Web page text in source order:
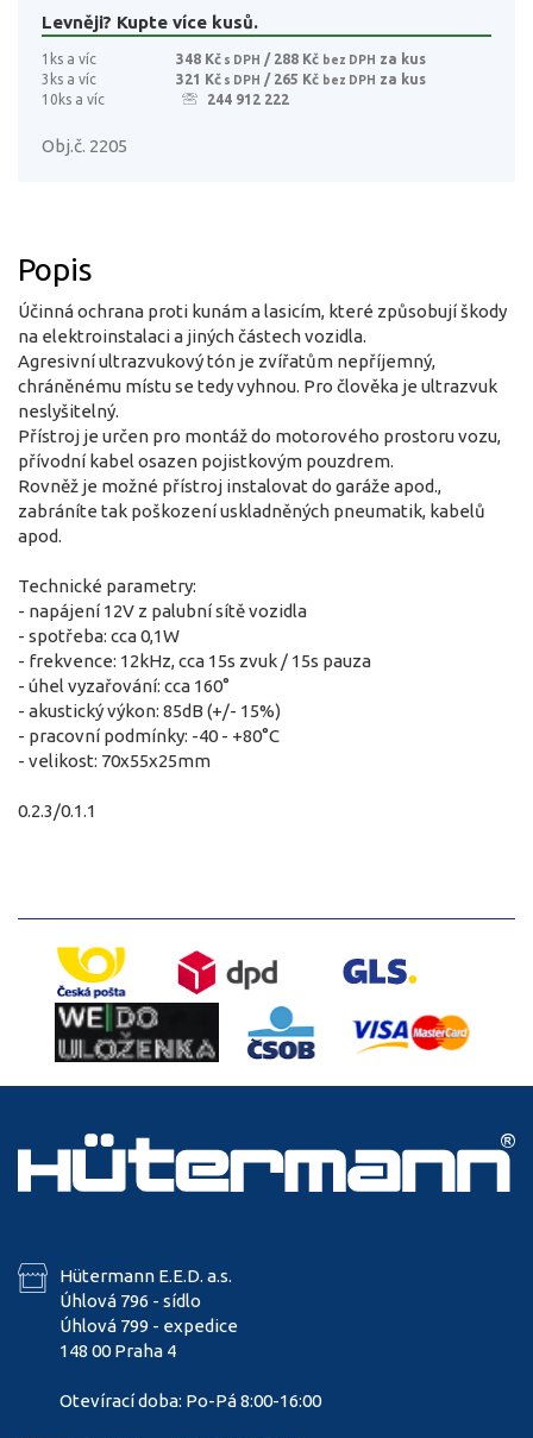
Levněji? Kupte více kusů.
1ks a víc 348 Kč s DPH / 288 Kč bez DPH za kus
3ks a víc
321 Kč s DPH / 265 Kč bez DPH za kus
10ks a víc
244 912 222
Obj.č. 2205
Popis
Účinná ochrana proti kunám a lasicím, které způsobují škody
na elektroinstalaci a jiných částech vozidla.
Agresivní ultrazvukový tón je zvířatům nepříjemný,
chráněnému místu se tedy vyhnou. Pro člověka je ultrazvuk
neslyšitelný.
Přístroj je určen pro montáž do motorového prostoru vozu,
přívodní kabel osazen pojistkovým pouzdrem.
Rovněž je možné přístroj instalovat do garáže apod.,
zabráníte tak poškození uskladněných pneumatik, kabelů
apod.
Technické parametry:
- napájení 12V z palubní sítě vozidla
- spotřeba: cca 0,1W
- frekvence: 12kHz, cca 15s zvuk / 15s pauza
- úhel vyzařování: cca 160°
- akustický výkon: 85dB (+/- 15%)
- pracovní podmínky: -40 - +80°C
- velikost: 70x55x25mm
0.2.3/0.1.1
Hütermann E.E.D. a.s.
Úhlová 796 - sídlo
Úhlová 799 - expedice
148 00 Praha 4
Otevírací doba: Po-Pá 8:00-16:00